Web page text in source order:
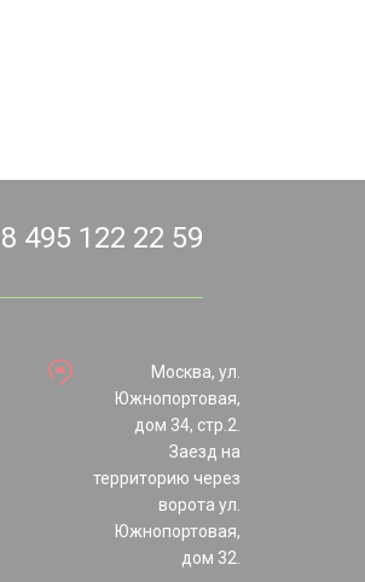
8 495 122 22 59
Москва, ул.
Южнопортовая,
дом 34, стр.2.
Заезд на
территорию через
ворота ул.
Южнопортовая,
дом 32.